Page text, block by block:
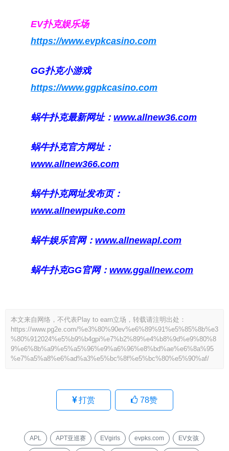
EV扑克娱乐场
https://www.evpkcasino.com
GG扑克小游戏
https://www.ggpkcasino.com
蜗牛扑克最新网址： www.allnew36.com
蜗牛扑克官方网址：
www.allnew366.com
蜗牛扑克网址发布页：
www.allnewpuke.com
蜗牛娱乐官网： www.allnewapl.com
蜗牛扑克GG官网： www.ggallnew.com
本文来自网络，不代表Play to earn立场，转载请注明出处：
https://www.pg2e.com/%e3%80%90ev%e6%89%91%e5%85%8b%e3
%80%912024%e5%b9%b4gpi%e7%b2%89%e4%b8%9d%e9%80%8
9%e6%8b%a9%e5%a5%96%e9%a6%96%e8%bd%ae%e6%8a%95
%e7%a5%a8%e6%ad%a3%e5%bc%8f%e5%bc%80%e5%90%af/
打赏 78赞
APL APT亚巡赛 EVgirls evpks.com EV女孩